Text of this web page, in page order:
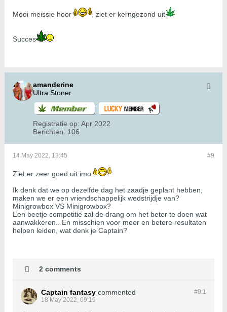
Mooi meissie hoor , ziet er kerngezond uit
Succes
amanderine
Ultra Stoner
Registratie op: Apr 2022
Berichten: 106
#9
14 May 2022, 13:45
Ziet er zeer goed uit imo
Ik denk dat we op dezelfde dag het zaadje geplant hebben,
maken we er een vriendschappelijk wedstrijdje van?
Minigrowbox VS Minigrowbox?
Een beetje competitie zal de drang om het beter te doen wat
aanwakkeren.. En misschien voor meer en betere resultaten
helpen leiden, wat denk je Captain?
2 comments
#9.1
Captain fantasy commented
18 May 2022, 09:19